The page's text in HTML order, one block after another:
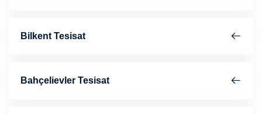
Bilkent Tesisat
Bahçelievler Tesisat